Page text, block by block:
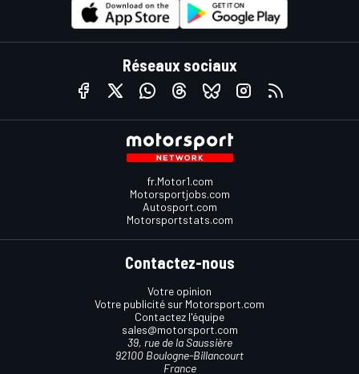
Réseaux sociaux
fr.Motor1.com
Motorsportjobs.com
Autosport.com
Motorsportstats.com
Contactez-nous
Votre opinion
Votre publicité sur Motorsport.com
Contactez l'équipe
sales@motorsport.com
39, rue de la Saussière
92100 Boulogne-Billancourt
France